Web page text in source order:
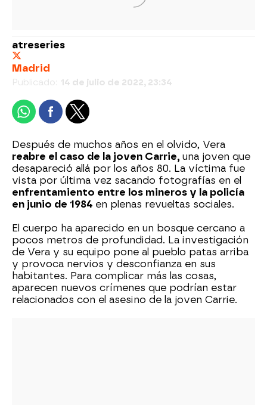
atreseries
Madrid
Publicado: 14 de julio de 2022, 23:34
Después de muchos años en el olvido, Vera
reabre el caso de la joven Carrie, una joven que
desapareció allá por los años 80. La víctima fue
vista por última vez sacando fotografías en el
enfrentamiento entre los mineros y la policía
en junio de 1984 en plenas revueltas sociales.
El cuerpo ha aparecido en un bosque cercano a
pocos metros de profundidad. La investigación
de Vera y su equipo pone al pueblo patas arriba
y provoca nervios y desconfianza en sus
habitantes. Para complicar más las cosas,
aparecen nuevos crímenes que podrían estar
relacionados con el asesino de la joven Carrie.